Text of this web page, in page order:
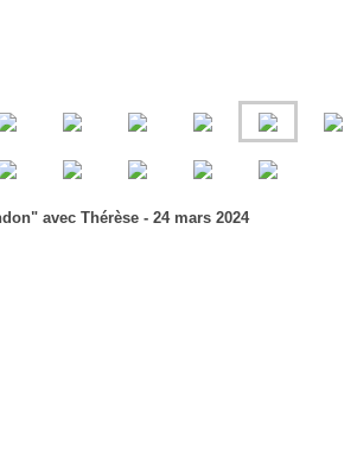
avec Thérèse - 24 mars 2024